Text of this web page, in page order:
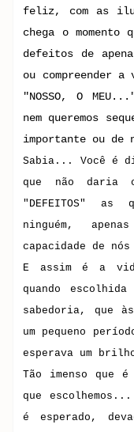
feliz, com as
chega o momento
defeitos de
ou compreender
"NOSSO, O
nem queremos
importante ou de
Sabia... Você é
que não daria
"DEFEITOS"
ninguém,
capacidade de nós
E assim é a
quando
sabedoria, que
um pequeno
esperava um
Tão imenso que
que
é esperado,